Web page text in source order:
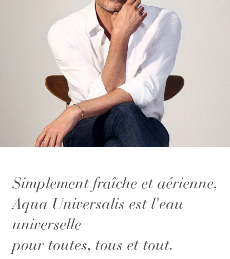
Simplement fraîche et aérienne,
Aqua Universalis est l'eau
universelle
pour toutes, tous et tout.